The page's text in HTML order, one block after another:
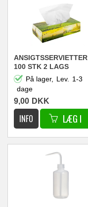
ANSIGTSSERVIETTER
100 STK 2 LAGS
På lager,
Lev.
1-3
dage
9,00 DKK